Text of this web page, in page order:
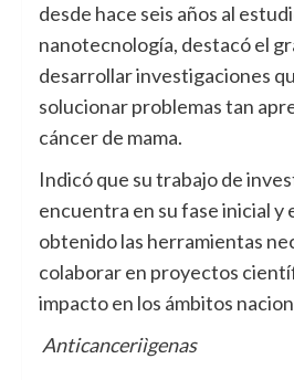
desde hace seis años al
nanotecnología, destacó el
desarrollar investigaciones
solucionar problemas tan
cáncer de mama.
Indicó que su trabajo de
encuentra en su fase inicial y
obtenido las herramientas
colaborar en proyectos
impacto en los ámbitos
Anticanceriìgenas